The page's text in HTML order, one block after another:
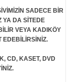
SADECE BİR
YA DA SİTEDE
VEYA KADIKÖY
EDEBİLİRSİNİZ.
CD, KASET, DVD